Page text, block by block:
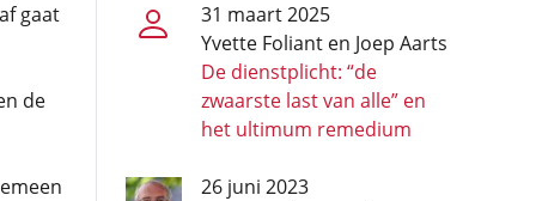
gaat
de
31 maart 2025
Yvette Foliant en Joep Aarts
De dienstplicht: “de
zwaarste last van alle” en
het ultimum remedium
26 juni 2023